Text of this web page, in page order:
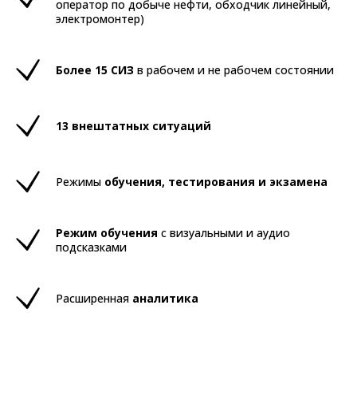
оператор по добыче нефти, обходчик линейный,
электромонтер)
Более 15 СИЗ в рабочем и не рабочем состоянии
13 внештатных ситуаций
Режимы обучения, тестирования и экзамена
Режим обучения с визуальными и аудио
подсказками
Расширенная аналитика